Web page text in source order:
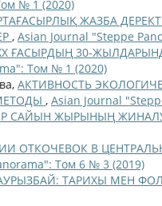
№ 1 (2020)
ЖАЗБА
, Asian Journal "Steppe
ҒАСЫРДЫҢ 30-
Том № 1 (2020)
АКТИВНОСТЬ
, Asian Journal
САЙЫН ЖЫРЫНЫҢ
ОТКОЧЕВОК В
Том 6 № 3 (2019)
ТАРИХЫ МЕН